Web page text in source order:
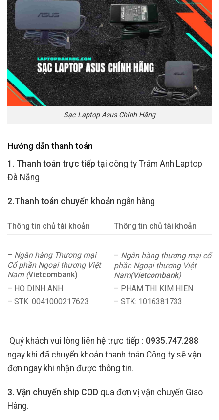
Sạc Laptop Asus Chính Hãng
Hướng dẫn thanh toán
1. Thanh toán trực tiếp tại công ty Trâm Anh Laptop
Đà Nẵng
2.Thanh toán chuyển khoản ngân hàng
Thông tin chủ tài khoản Thông tin chủ tài khoản
– Ngân hàng Thương mại
Cổ phần Ngoại thương Việt
Nam (Vietcombank)
– HO DINH ANH
– STK: 0041000217623
– Ngân hàng thương mại cổ
phần Ngoại thương Việt
Nam(Vietcombank)
– PHAM THI KIM HIEN
– STK: 1016381733
Quý khách vui lòng liên hệ trực tiếp : 0935.747.288
ngay khi đã chuyển khoản thanh toán.Công ty sẽ vận
đơn ngay khi nhận được thông tin.
3. Vận chuyển ship COD qua đơn vị vận chuyển Giao
Hàng.